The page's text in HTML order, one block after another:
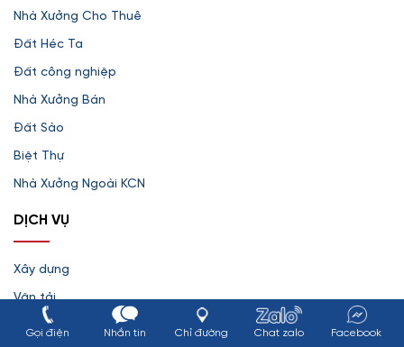
Nhà Xưởng Cho Thuê
Đất Héc Ta
Đất công nghiệp
Nhà Xưởng Bán
Đất Sào
Biệt Thự
Nhà Xưởng Ngoài KCN
DỊCH VỤ
Xây dựng
Vận tải
Bao bì
Gọi điện Nhắn tin Chỉ đường Chat zalo Facebook